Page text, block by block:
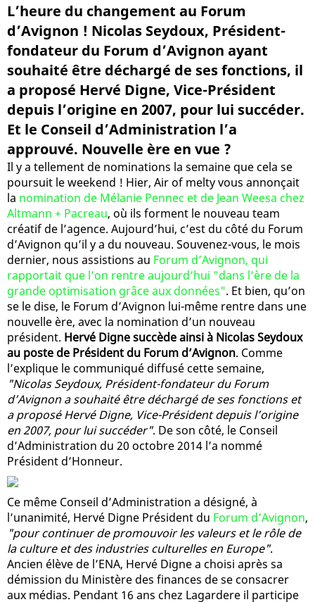
L’heure du changement au Forum
d’Avignon ! Nicolas Seydoux, Président-
fondateur du Forum d’Avignon ayant
souhaité être déchargé de ses fonctions, il
a proposé Hervé Digne, Vice-Président
depuis l’origine en 2007, pour lui succéder.
Et le Conseil d’Administration l’a
approuvé. Nouvelle ère en vue ?
Il y a tellement de nominations la semaine que cela se
poursuit le weekend ! Hier, Air of melty vous annonçait
la nomination de Mélanie Pennec et de Jean Weesa chez
Altmann + Pacreau, où ils forment le nouveau team
créatif de l’agence. Aujourd’hui, c’est du côté du Forum
d’Avignon qu’il y a du nouveau. Souvenez-vous, le mois
dernier, nous assistions au Forum d’Avignon, qui
rapportait que l’on rentre aujourd’hui "dans l’ère de la
grande optimisation grâce aux données". Et bien, qu’on
se le dise, le Forum d’Avignon lui-même rentre dans une
nouvelle ère, avec la nomination d’un nouveau
président. Hervé Digne succède ainsi à Nicolas Seydoux
au poste de Président du Forum d’Avignon. Comme
l’explique le communiqué diffusé cette semaine,
"Nicolas Seydoux, Président-fondateur du Forum
d’Avignon a souhaité être déchargé de ses fonctions et
a proposé Hervé Digne, Vice-Président depuis l’origine
en 2007, pour lui succéder". De son côté, le Conseil
d’Administration du 20 octobre 2014 l’a nommé
Président d’Honneur.
Ce même Conseil d’Administration a désigné, à
l’unanimité, Hervé Digne Président du Forum d’Avignon,
"pour continuer de promouvoir les valeurs et le rôle de
la culture et des industries culturelles en Europe".
Ancien élève de l’ENA, Hervé Digne a choisi après sa
démission du Ministère des finances de se consacrer
aux médias. Pendant 16 ans chez Lagardere il participe